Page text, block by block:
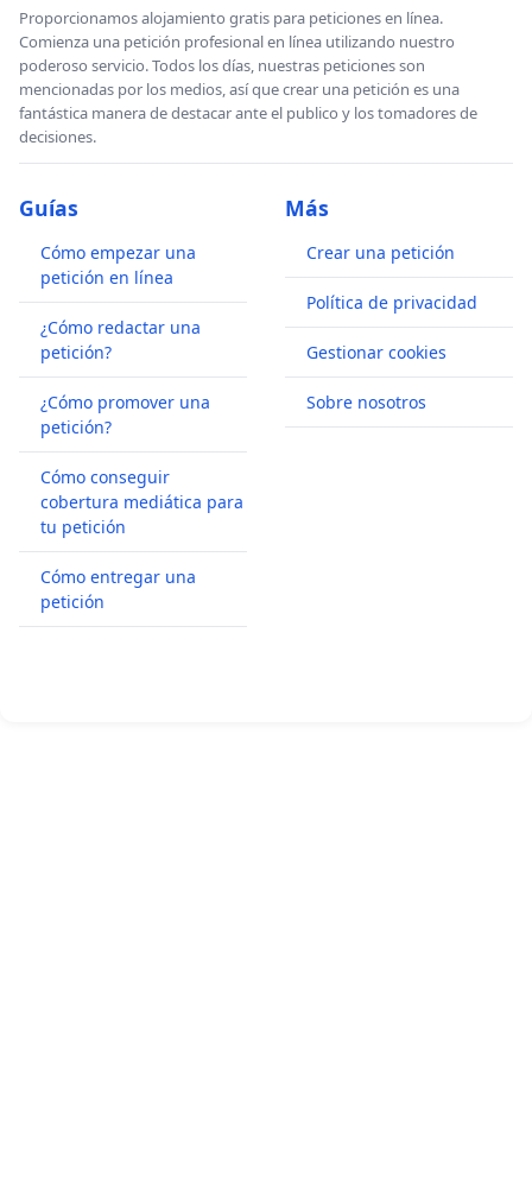
Proporcionamos alojamiento gratis para peticiones en línea.
Comienza una petición profesional en línea utilizando nuestro
poderoso servicio. Todos los días, nuestras peticiones son
mencionadas por los medios, así que crear una petición es una
fantástica manera de destacar ante el publico y los tomadores de
decisiones.
Guías
Cómo empezar una
petición en línea
¿Cómo redactar una
petición?
¿Cómo promover una
petición?
Cómo conseguir
cobertura mediática para
tu petición
Cómo entregar una
petición
Más
Crear una petición
Política de privacidad
Gestionar cookies
Sobre nosotros